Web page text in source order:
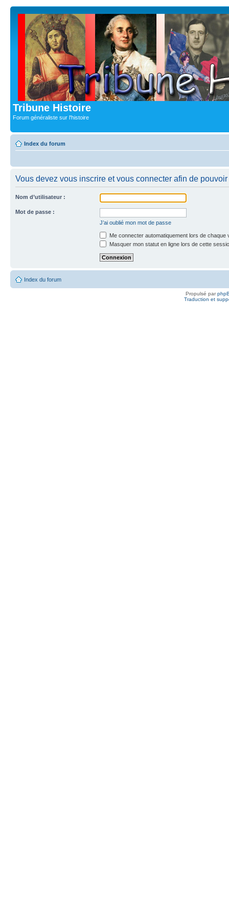
Tribune Histoire
Forum généraliste sur l'histoire
Index du forum
Vous devez vous inscrire et vous connecter afin de
Nom d’utilisateur :
Mot de passe :
J’ai oublié mon mot de passe
Me connecter automatiquement lors de chaque
Masquer mon statut en ligne lors de cette
Index du forum
Propulsé par
Traduction et